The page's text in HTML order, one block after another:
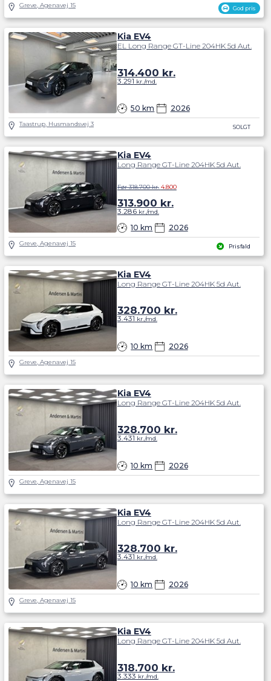
God pris
Greve, Agenavej 15
SOLGT
Kia EV4
EL Long Range GT-Line 204HK 5d Aut.
50 km 2026
314.400 kr.
3.291 kr./md.
Taastrup, Husmandsvej 3
Prisfald
Kia EV4
Long Range GT-Line 204HK 5d Aut.
10 km 2026
Før 318.700 kr. 4.800
313.900 kr.
3.286kr./md.
Greve, Agenavej 15
Kia EV4
Long Range GT-Line 204HK 5d Aut.
10 km 2026
328.700 kr.
3.431 kr./md.
Greve, Agenavej 15
Kia EV4
Long Range GT-Line 204HK 5d Aut.
10 km 2026
328.700 kr.
3.431 kr./md.
Greve, Agenavej 15
Kia EV4
Long Range GT-Line 204HK 5d Aut.
10 km 2026
328.700 kr.
3.431 kr./md.
Greve, Agenavej 15
Kia EV4
Long Range GT-Line 204HK 5d Aut.
318.700 kr.
3.333 kr./md.